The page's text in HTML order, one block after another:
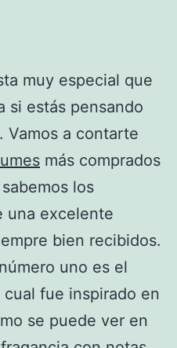
muy especial que
si estás pensando
Vamos a contarte
más comprados
los
una excelente
bien recibidos.
uno es el
cual fue inspirado en
se puede ver en